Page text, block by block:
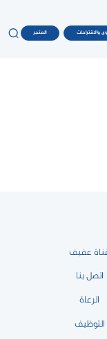
والاقتراحات المتجر
عفيف
اتصل بنا
الرعاة
التوظيف